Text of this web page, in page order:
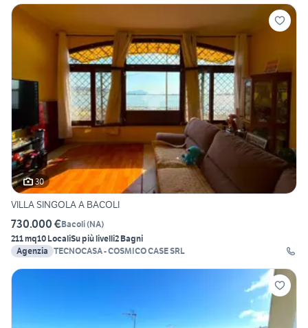
30
VILLA SINGOLA A BACOLI
730.000 €Bacoli(NA)
211 mq10 LocaliSu più livelli2 Bagni
Agenzia TECNOCASA - COSMICO CASE SRL